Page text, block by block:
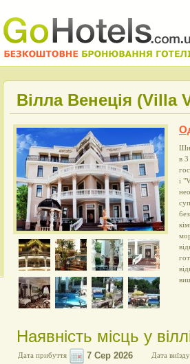
Вілла Венеція (Villa
в 3
і
Наявність місць у
Дата прибуття Дата виїзду